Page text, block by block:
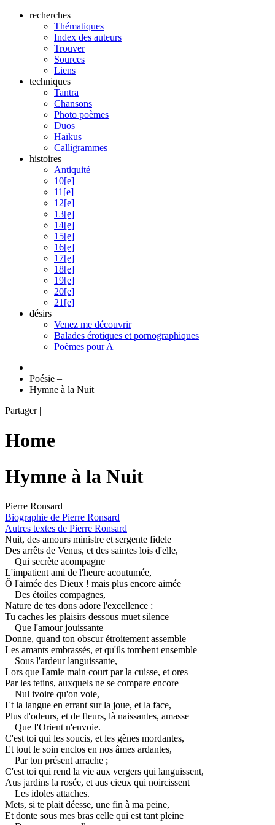
recherches
Thématiques
Index des auteurs
Trouver
Sources
Liens
techniques
Tantra
Chansons
Photo poèmes
Duos
Haïkus
Calligrammes
histoires
Antiquité
10[e]
11[e]
12[e]
13[e]
14[e]
15[e]
16[e]
17[e]
18[e]
19[e]
20[e]
21[e]
désirs
Venez me découvrir
Balades érotiques et pornographiques
Poèmes pour A
Poésie –
Hymne à la Nuit
Partager |
Home
Hymne à la Nuit
Pierre Ronsard
Biographie de Pierre Ronsard
Autres textes de Pierre Ronsard
Nuit, des amours ministre et sergente fidele
Des arrêts de Venus, et des saintes lois d'elle,
Qui secrète acompagne
L'impatient ami de l'heure acoutumée,
Ô l'aimée des Dieux ! mais plus encore aimée
Des étoiles compagnes,
Nature de tes dons adore l'excellence :
Tu caches les plaisirs dessous muet silence
Que l'amour jouissante
Donne, quand ton obscur étroitement assemble
Les amants embrassés, et qu'ils tombent ensemble
Sous l'ardeur languissante,
Lors que l'amie main court par la cuisse, et ores
Par les tetins, auxquels ne se compare encore
Nul ivoire qu'on voie,
Et la langue en errant sur la joue, et la face,
Plus d'odeurs, et de fleurs, là naissantes, amasse
Que I'Orient n'envoie.
C'est toi qui les soucis, et les gènes mordantes,
Et tout le soin enclos en nos âmes ardantes,
Par ton présent arrache ;
C'est toi qui rend la vie aux vergers qui languissent,
Aus jardins la rosée, et aus cieux qui noircissent
Les idoles attaches.
Mets, si te plait déesse, une fin à ma peine,
Et donte sous mes bras celle qui est tant pleine